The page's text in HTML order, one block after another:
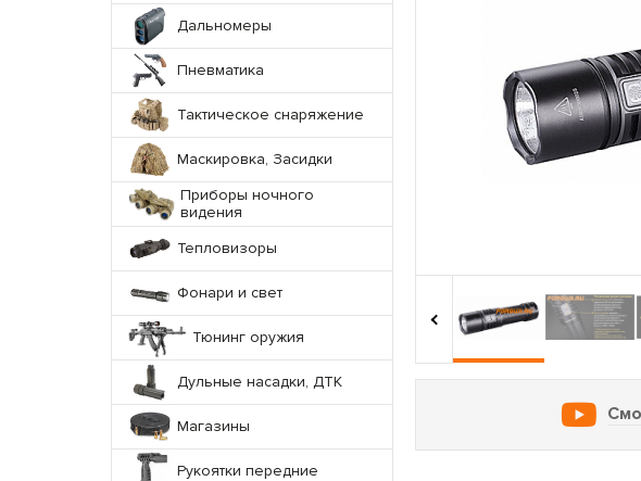
Дальномеры
Пневматика
Тактическое снаряжение
Маскировка, Засидки
Приборы ночного
видения
Тепловизоры
Фонари и свет
Тюнинг оружия
Дульные насадки, ДТК
Магазины
Рукоятки передние
‹